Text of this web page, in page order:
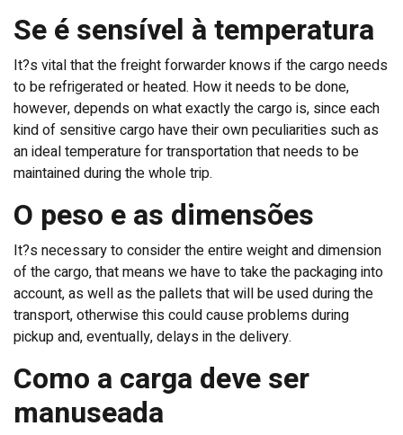
Se é sensível à temperatura
It?s vital that the freight forwarder knows if the cargo needs
to be refrigerated or heated. How it needs to be done,
however, depends on what exactly the cargo is, since each
kind of sensitive cargo have their own peculiarities such as
an ideal temperature for transportation that needs to be
maintained during the whole trip.
O peso e as dimensões
It?s necessary to consider the entire weight and dimension
of the cargo, that means we have to take the packaging into
account, as well as the pallets that will be used during the
transport, otherwise this could cause problems during
pickup and, eventually, delays in the delivery.
Como a carga deve ser
manuseada